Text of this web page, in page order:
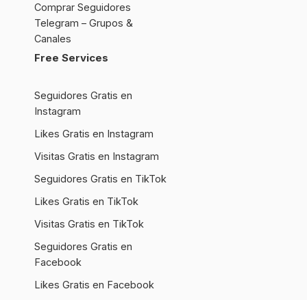
Comprar Seguidores
Telegram – Grupos &
Canales
Free Services
Seguidores Gratis en
Instagram
Likes Gratis en Instagram
Visitas Gratis en Instagram
Seguidores Gratis en TikTok
Likes Gratis en TikTok
Visitas Gratis en TikTok
Seguidores Gratis en
Facebook
Likes Gratis en Facebook